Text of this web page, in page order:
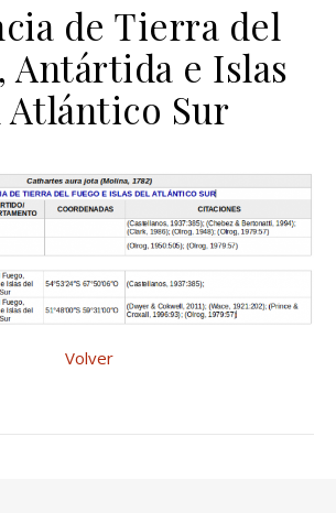
de Tierra del
Antártida e Islas
Atlántico Sur
Volver